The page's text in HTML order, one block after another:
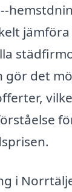
gör det
i